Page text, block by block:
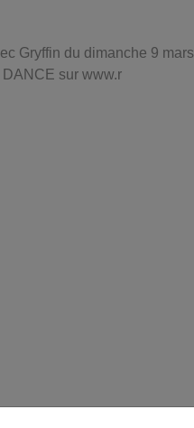
Gryffin du dimanche 9 mars
sur www.r